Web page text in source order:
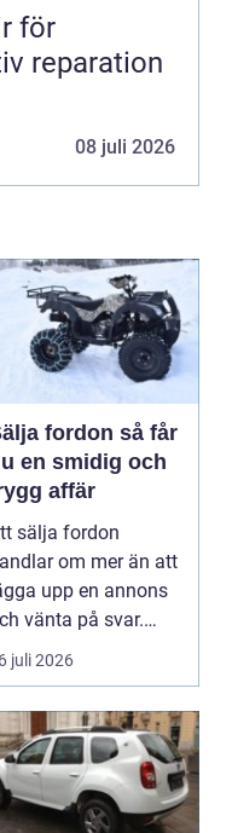
för
reparation
08 juli 2026
fordon så får
en smidig och
affär
sälja fordon
om mer än att
upp en annons
vänta på svar.
vill få en bra
p...
juli 2026